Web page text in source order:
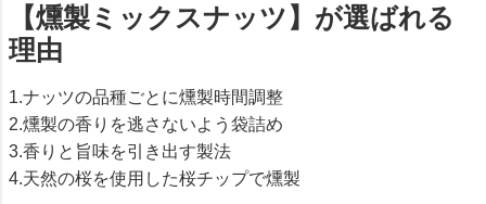
【燻製ミックスナッツ】が選ばれる
理由
1.ナッツの品種ごとに燻製時間調整
2.燻製の香りを逃さないよう袋詰め
3.香りと旨味を引き出す製法
4.天然の桜を使用した桜チップで燻製